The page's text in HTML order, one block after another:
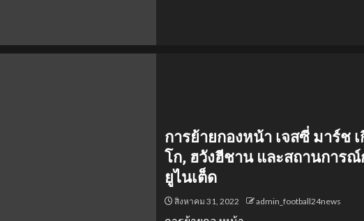
การย้ายกองหน้า เจสซี่ มาร์ช
โก, ฮวังฮีชาน และสถานการ
ยูไนเต็ด
สิงหาคม 31, 2022 admin_football24news